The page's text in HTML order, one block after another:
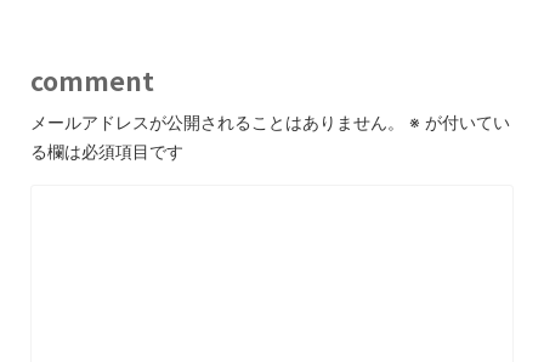
comment
メールアドレスが公開されることはありません。 ※ が付いてい
る欄は必須項目です